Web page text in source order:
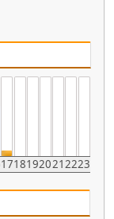
17181920212223